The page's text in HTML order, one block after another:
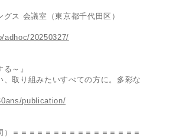
ス 会議室（東京都千代田区）
adhoc/20250327/
～』
取り組みたいすべての方に。多彩な
publication/
＝＝＝＝＝＝＝＝＝＝＝＝＝＝＝＝